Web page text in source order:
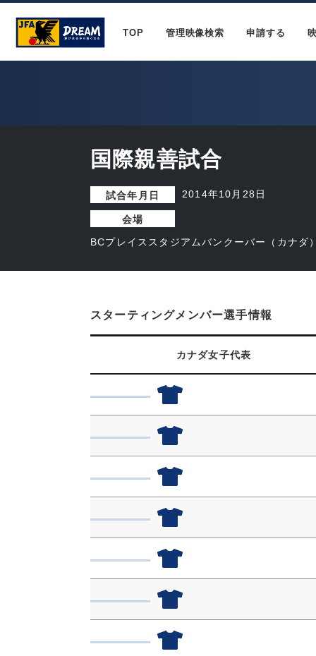
TOP 管理映像検索 申請する
国際親善試合
試合年月日 2014年10月28日
会場
BCプレイススタジアムバンクーバー（カナダ
スターティングメンバー選手情報
カナダ女子代表